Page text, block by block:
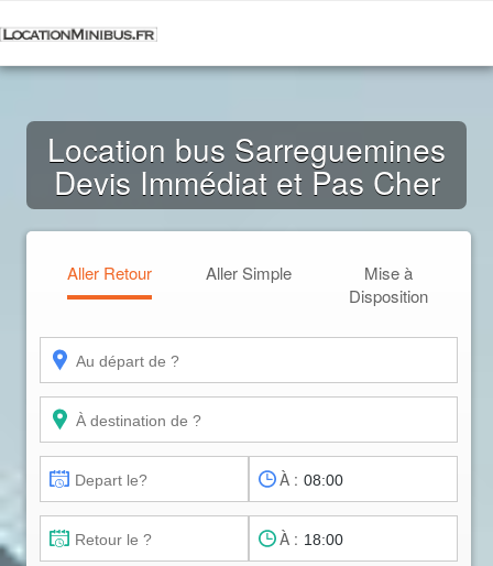
Location bus Sarreguemines
Devis Immédiat et Pas Cher
Aller Retour Aller Simple
Mise à
Disposition
À :
À :